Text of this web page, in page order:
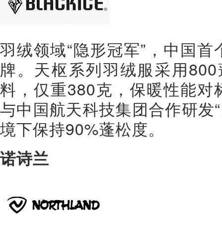
羽绒领域“隐形冠军”，中国
牌。天枢系列羽绒服采用
料，仅重380克，保暖性能
与中国航天科技集团合作研
境下保持90%蓬松度。
诺诗兰